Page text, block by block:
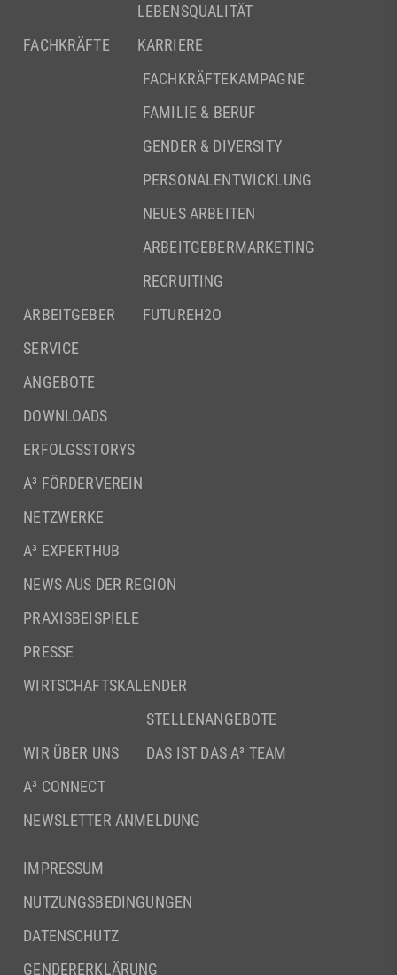
FACHKRÄFTE
LEBENSQUALITÄT
KARRIERE
ARBEITGEBER
FACHKRÄFTEKAMPAGNE
FAMILIE & BERUF
GENDER & DIVERSITY
PERSONALENTWICKLUNG
NEUES ARBEITEN
ARBEITGEBERMARKETING
RECRUITING
FUTUREH2O
SERVICE
ANGEBOTE
DOWNLOADS
ERFOLGSSTORYS
A³ FÖRDERVEREIN
NETZWERKE
A³ EXPERTHUB
NEWS AUS DER REGION
PRAXISBEISPIELE
PRESSE
WIRTSCHAFTSKALENDER
WIR ÜBER UNS
STELLENANGEBOTE
DAS IST DAS A³ TEAM
A³ CONNECT
NEWSLETTER ANMELDUNG
IMPRESSUM
NUTZUNGSBEDINGUNGEN
DATENSCHUTZ
GENDERERKLÄRUNG